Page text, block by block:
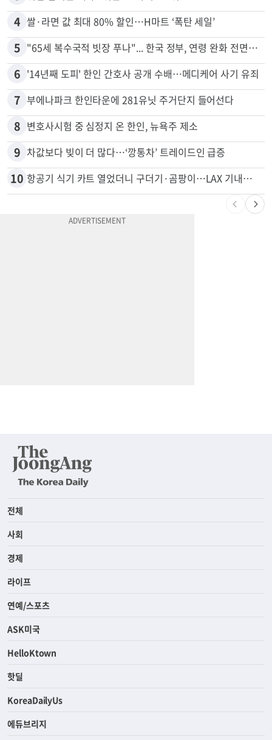
3 취업 잘되는 대학 1위는?…하버드 3위
4 쌀·라면 값 최대 80% 할인…H마트 ‘폭탄 세일’
5 "65세 복수국적 빗장 푸나"... 한국 정부, 연령 완화 전면 추진
6 '14년째 도피' 한인 간호사 공개 수배…메디케어 사기 유죄
7 부에나파크 한인타운에 281유닛 주거단지 들어선다
8 변호사시험 중 심정지 온 한인, 뉴욕주 제소
9 차값보다 빚이 더 많다…‘깡통차’ 트레이드인 급증
항공기 식기 카트 열었더니 구더기·곰팡이…LAX 기내식 업체 논란
전체
사회
경제
라이프
연예/스포츠
ASK미국
HelloKtown
핫딜
KoreaDailyUs